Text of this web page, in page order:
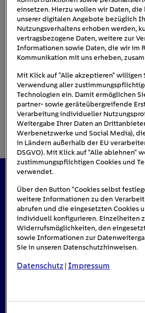
Das könnte Sie auch
#Solarenergie
einsetzen. Hierzu wollen wir Daten, die
unserer digitalen Angebote bezüglich
Nutzungsverhaltens erhoben werden,
vertragsbezogene Daten, weitere zur
Informationen sowie Daten, die wir im
Kommunikation mit uns erheben,
Mit Klick auf "Alle akzeptieren" willigen
Verwendung aller
Technologien ein. Damit ermöglichen
partner- sowie geräteübergreifende
Verarbeitung individueller
Weitergabe Ihrer Daten an Drittanbieter
Werbenetzwerke und Social Media),
in Ländern außerhalb der EU
DSGVO). Mit Klick auf "Alle ablehnen"
zustimmungspflichtigen Cookies und
verwendet.
Über den Button "Cookies selbst
weitere Informationen zu den
abrufen und die eingesetzten Cookies
individuell konfigurieren. Einzelheiten
Widerrufsmöglichkeiten, den
sowie Informationen zur
Sie in unseren Datenschutzhinweisen.
Datenschutz |Impressum